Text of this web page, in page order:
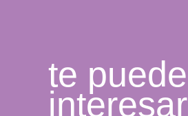
te puede
interesar